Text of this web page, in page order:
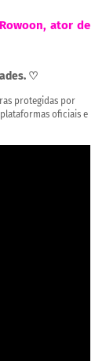
ator de
♡
protegidas por
oficiais e